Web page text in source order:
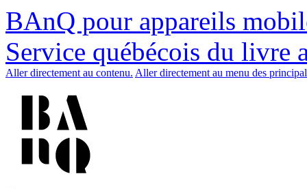
BAnQ pour appareils
Service québécois du livre
Aller directement au contenu. Aller directement au menu des